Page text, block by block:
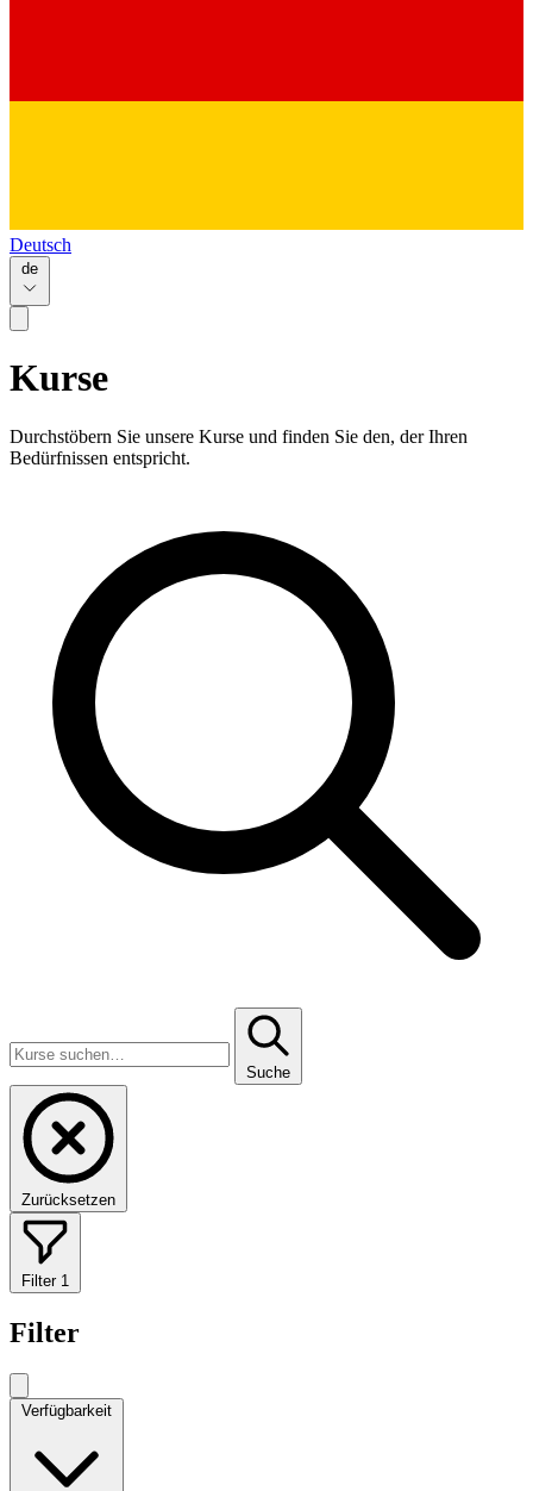
Deutsch
de
Kurse
Durchstöbern Sie unsere Kurse und finden Sie den, der Ihren
Bedürfnissen entspricht.
Suche
Zurücksetzen
Filter 1
Filter
Verfügbarkeit